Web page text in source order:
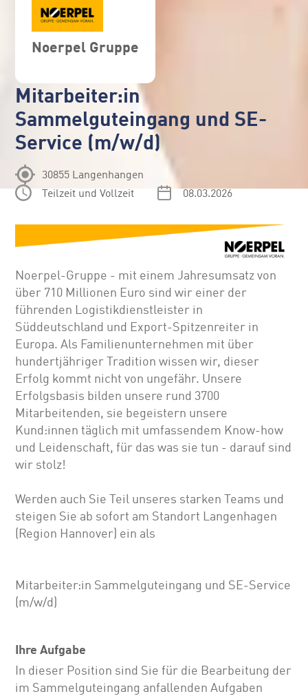
Noerpel Gruppe
Mitarbeiter:in
Sammelguteingang und SE-
Service (m/w/d)
30855 Langenhangen
Teilzeit und Vollzeit
08.03.2026
Noerpel-Gruppe - mit einem Jahresumsatz von
über 710 Millionen Euro sind wir einer der
führenden Logistikdienstleister in
Süddeutschland und Export-Spitzenreiter in
Europa. Als Familienunternehmen mit über
hundertjähriger Tradition wissen wir, dieser
Erfolg kommt nicht von ungefähr. Unsere
Erfolgsbasis bilden unsere rund 3700
Mitarbeitenden, sie begeistern unsere
Kund:innen täglich mit umfassendem Know-how
und Leidenschaft, für das was sie tun - darauf sind
wir stolz!
Werden auch Sie Teil unseres starken Teams und
steigen Sie ab sofort am Standort Langenhagen
(Region Hannover) ein als
Mitarbeiter:in Sammelguteingang und SE-Service
(m/w/d)
Ihre Aufgabe
In dieser Position sind Sie für die Bearbeitung der
im Sammelguteingang anfallenden Aufgaben